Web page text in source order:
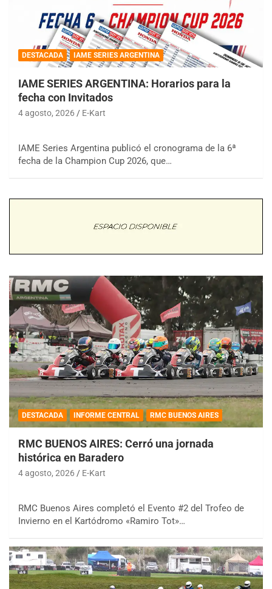
DESTACADA IAME SERIES ARGENTINA
IAME SERIES ARGENTINA: Horarios para la
fecha con Invitados
4 agosto, 2026 E-Kart
IAME Series Argentina publicó el cronograma de la 6ª
fecha de la Champion Cup 2026, que…
DESTACADA INFORME CENTRAL RMC BUENOS AIRES
RMC BUENOS AIRES: Cerró una jornada
histórica en Baradero
4 agosto, 2026 E-Kart
RMC Buenos Aires completó el Evento #2 del Trofeo de
Invierno en el Kartódromo «Ramiro Tot»…